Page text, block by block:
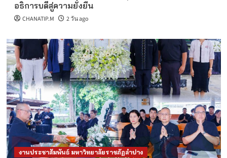
อธิการบดีสู่ความยั่งยืน
CHANATIP.M 2 วัน ago
งานประชาสัมพันธ์ มหาวิทยาลัยราชภัฏลำปาง